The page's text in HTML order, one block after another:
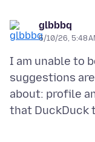
glbbbq
5/10/26, 5:48
I am unable to
suggestions
about: profile